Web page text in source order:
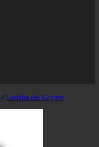
/ Lentile de 42 mm